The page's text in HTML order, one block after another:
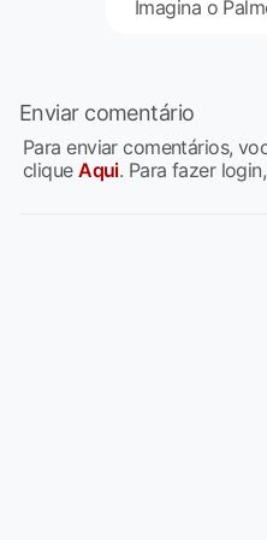
Imagina o
Enviar comentário
Para enviar comentários,
cliqueAqui. Para fazer